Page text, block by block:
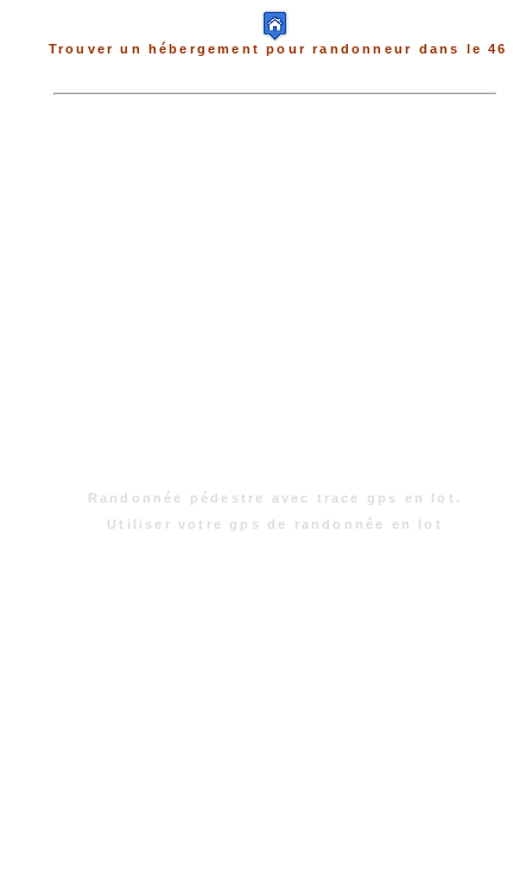
Trouver un hébergement pour randonneur dans le 46
Randonnée pédestre avec trace gps en lot.
Utiliser votre gps de randonnée en lot